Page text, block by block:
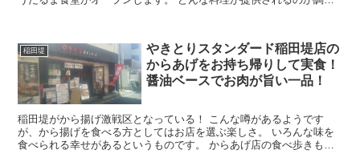
稲田堤
やきとりスタンダード稲田堤店の
からあげをお持ち帰りして実食！
醤油ベースでお肉が旨い一品！
稲田堤がから揚げ激戦区となっている！ こんな噂があるようです
が、から揚げを食べる方としてはお店を選ぶ楽しさ。 いろんな味を
食べられる幸せがあるというものです。 からあげ店の食べ歩きもそ